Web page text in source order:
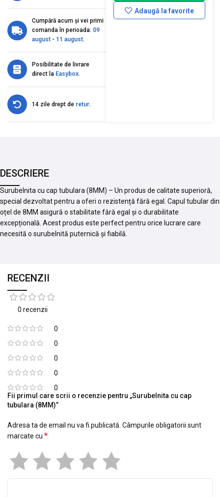
Cumpără acum și vei primi
comanda în perioada: 09
august - 11 august.
Posibilitate de livrare
direct la Easybox.
14 zile drept de retur.
Adaugă la favorite
DESCRIERE
Surubelnita cu cap tubulara (8MM) – Un produs de calitate superioră,
special dezvoltat pentru a oferi o rezistență fără egal. Capul tubular din
oțel de 8MM asigură o stabilitate fără egal și o durabilitate
excepțională. Acest produs este perfect pentru orice lucrare care
necesită o surubelnită puternică și fiabilă.
RECENZII
0 recenzii
0
0
0
0
0
Fii primul care scrii o recenzie pentru „Surubelnita cu cap
tubulara (8MM)”
Adresa ta de email nu va fi publicată. Câmpurile obligatorii sunt
marcate cu *